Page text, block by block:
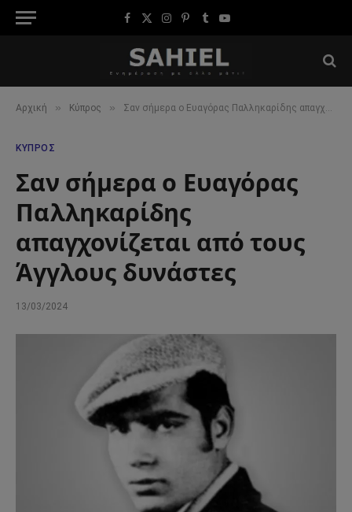
Facebook
X
Instagram
Pinterest
TumblrYouTube
Αρχική » Κύπρος » Σαν σήμερα ο Ευαγόρας Παλληκαρίδης απαγχονίζεται από τους Άγγλους δυνάστες
ΚΎΠΡΟΣ
Σαν σήμερα ο Ευαγόρας
Παλληκαρίδης
απαγχονίζεται από τους
Άγγλους δυνάστες
13/03/2024